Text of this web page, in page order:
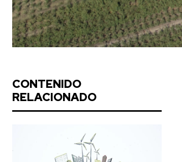
CONTENIDO
RELACIONADO